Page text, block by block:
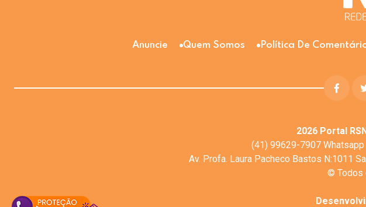
Anuncie Quem Somos Política De
2026Portal
(41) 99629-7907
Av. Profa. Laura Pacheco Bastos N:1011
© Todos